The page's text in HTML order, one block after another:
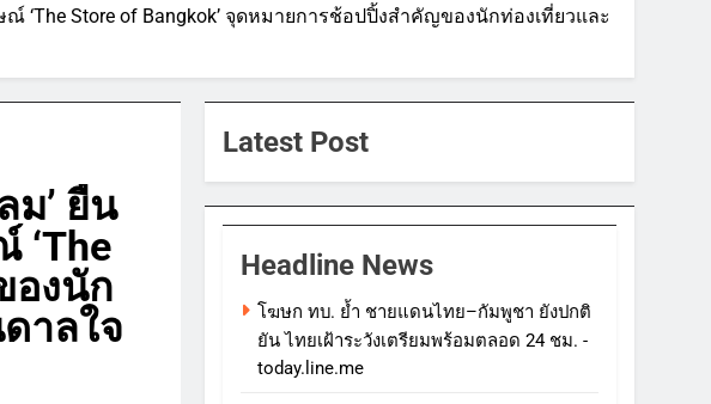
‘The Store of Bangkok’ จุดหมายการช้อปปิ้งสำคัญของนักท่องเที่ยวและ
ม’ ยืน
‘The
องนัก
าลใจ
Latest Post
Headline News
โฆษก ทบ. ย้ำ ชายแดนไทย–กัมพูชา ยังปกติ
ยัน ไทยเฝ้าระวังเตรียมพร้อมตลอด 24 ชม. -
today.line.me